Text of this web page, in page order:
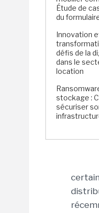
Étude de
du
Innovation
défis de la
dans le
location
stockage :
sécuriser